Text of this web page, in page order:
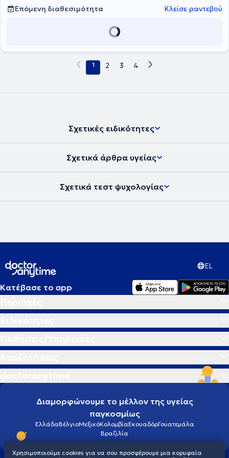
Επόμενη διαθεσιμότητα Κλείσε ραντεβού
1 2 3 4
Σχετικές ειδικότητες
Σχετικά άρθρα υγείας
Σχετικά τεστ ψυχολογίας
EL
Κατέβασε το app
Διαμορφώνουμε το μέλλον της υγείας
παγκοσμίως
ΕλλάδαΒέλγιοΜεξικόΚολομβίαΕκουαδόρΓουατεμάλα
Βραζιλία
Χρησιμοποιούμε cookies για να σου προσφέρουμε μια κορυφαία